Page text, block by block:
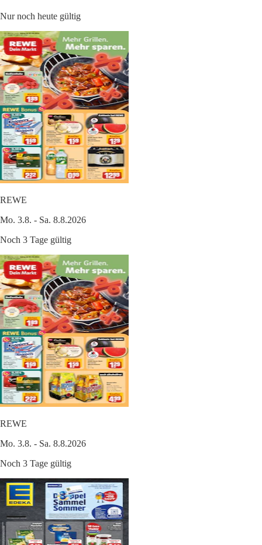
Nur noch heute gültig
REWE
Mo. 3.8. - Sa. 8.8.2026
Noch 3 Tage gültig
REWE
Mo. 3.8. - Sa. 8.8.2026
Noch 3 Tage gültig